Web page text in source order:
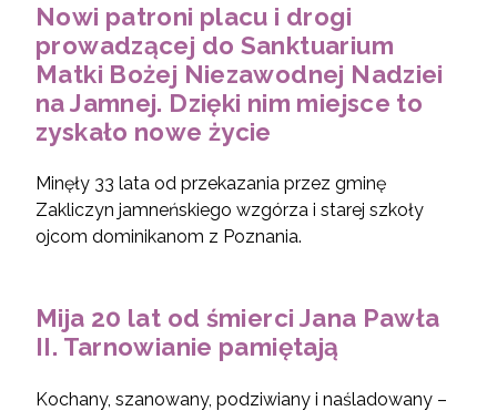
Nowi patroni placu i drogi
prowadzącej do Sanktuarium
Matki Bożej Niezawodnej Nadziei
na Jamnej. Dzięki nim miejsce to
zyskało nowe życie
Minęły 33 lata od przekazania przez gminę
Zakliczyn jamneńskiego wzgórza i starej szkoły
ojcom dominikanom z Poznania.
Mija 20 lat od śmierci Jana Pawła
II. Tarnowianie pamiętają
Kochany, szanowany, podziwiany i naśladowany –